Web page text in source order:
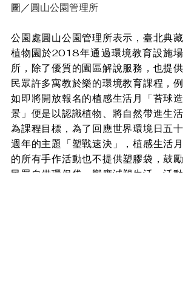
圖／圓山公園管理所
公園處圓山公園管理所表示，臺北典藏
植物園於2018年通過環境教育設施場
所，除了優質的園區解說服務，也提供
民眾許多寓教於樂的環境教育課程，例
如即將開放報名的植感生活月「苔球造
景」便是以認識植物、將自然帶進生活
為課程目標，為了回應世界環境日五十
週年的主題「塑戰速決」，植感生活月
的所有手作活動也不提供塑膠袋，鼓勵
民眾自備環保袋，響應減塑生活。活動